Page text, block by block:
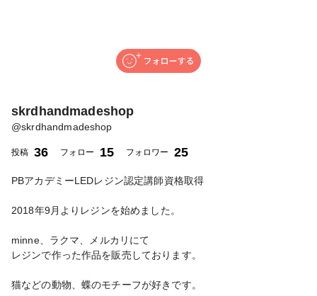
skrdhandmadeshop
@skrdhandmadeshop
投稿 36 フォロー 15 フォロワー 25
PBアカデミーLEDレジン認定講師資格取得
2018年9月よりレジンを始めました。
minne、ラクマ、メルカリにて
レジンで作った作品を販売しております。
猫などの動物、蝶のモチーフが好きです。